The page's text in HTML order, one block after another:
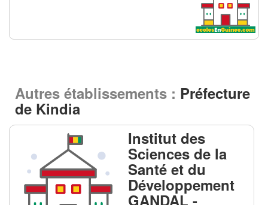
Autres établissements : Préfecture
de Kindia
Institut des
Sciences de la
Santé et du
Développement
GANDAL -